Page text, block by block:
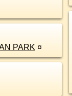
PARK ¤